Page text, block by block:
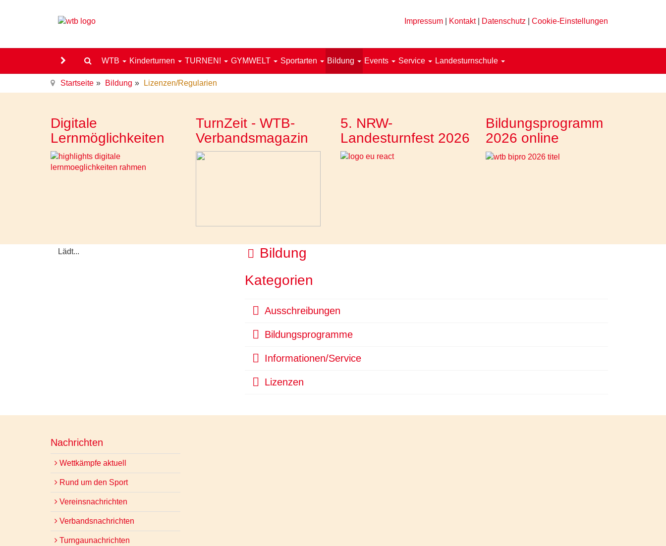
Impressum Kontakt| Datenschutz Cookie-Einstellungen
WTB Kinderturnen TURNEN! GYMWELT Sportarten Bildung Events Service Landesturnschule
Startseite Bildung Lizenzen/Regularien
Digitale
Lernmöglichkeiten
TurnZeit - WTB-
Verbandsmagazin
5. NRW-
Landesturnfest 2026
Bildungsprogramm
2026 online
Lädt...
O
d
n
r
Bildung
Kategorien
O
d
e
Ausschreibungen
O
e
Bildungsprogramme
O
d
Informationen/Service
O
n
Lizenzen
Nachrichten
Wettkämpfe aktuell
Rund um den Sport
Vereinsnachrichten
Verbandsnachrichten
Turngaunachrichten